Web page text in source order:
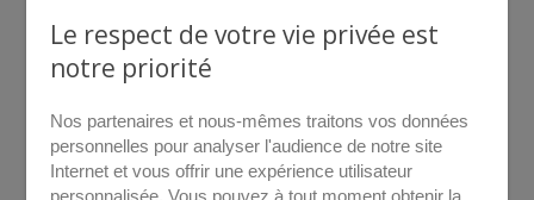
Le respect de votre vie privée est
notre priorité
Nos partenaires et nous-mêmes traitons vos données
personnelles pour analyser l'audience de notre site
Internet et vous offrir une expérience utilisateur
personnalisée. Vous pouvez à tout moment obtenir la